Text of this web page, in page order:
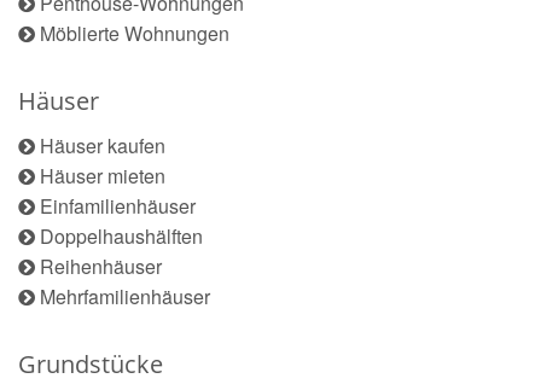
Möblierte Wohnungen
Häuser
Häuser kaufen
Häuser mieten
Einfamilienhäuser
Doppelhaushälften
Reihenhäuser
Mehrfamilienhäuser
Grundstücke